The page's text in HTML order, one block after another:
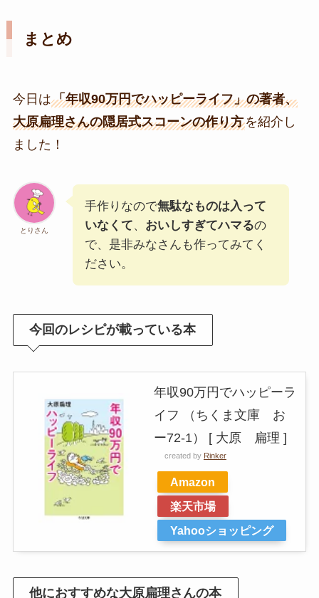
まとめ
今日は「年収90万円でハッピーライフ」の著者、
大原扁理さんの隠居式スコーンの作り方を紹介し
ました！
とりさん
手作りなので無駄なものは入って
いなくて、 おいしすぎてハマるの
で、是非みなさんも作ってみてく
ださい。
今回のレシピが載っている本
年収90万円でハッピーラ
イフ （ちくま文庫 お
ー72-1） [ 大原 扁理 ]
created by Rinker
Amazon
楽天市場
Yahooショッピング
他におすすめな大原扁理さんの本